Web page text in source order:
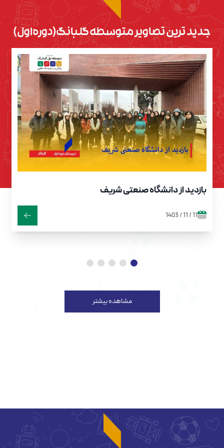
جدید ترین تصاویر متوسطه گلبانگ(دوره اول)
بازدید از دانشگاه صنعتی شریف
11 / 11 / 1403
مشاهده بیشتر